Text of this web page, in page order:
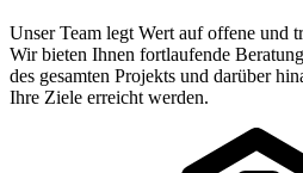
Unser Team legt Wert auf offene und
Wir bieten Ihnen fortlaufende
des gesamten Projekts und darüber
Ihre Ziele erreicht werden.